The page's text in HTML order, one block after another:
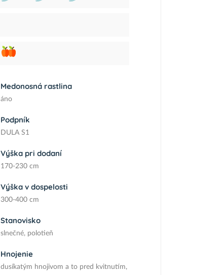
Medonosná rastlina
áno
Podpník
DULA S1
Výška pri dodaní
170-230 cm
Výška v dospelosti
300-400 cm
Stanovisko
slnečné, polotieň
Hnojenie
dusíkatým hnojivom a to pred kvitnutím,